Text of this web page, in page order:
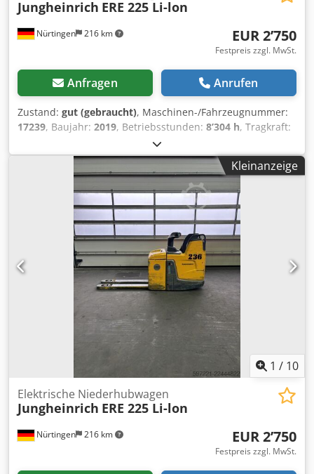
Nürtingen 216 km
Jungheinrich ERE 225 Li-lon
EUR 2’750
Festpreis zzgl. MwSt.
Anfragen Anrufen
Zustand: gut (gebraucht), Maschinen-/Fahrzeugnummer:
17239, Baujahr: 2019, Betriebsstunden: 8’304 h, Tragkraft:
, Kraftstofftyp:
Masttyp:Sonstige, Bauhöhe:1’300 mm, Batteriespannung:
, Gabellänge:1’200 mm, Gesamtgewicht:810 kg,
5227924 Seriennummer: 98231604 Batterie-Details: 24 V
LiB 360 Ah, Baujahr: 2019 Dcedpfx Aozp T E Nepbok
Kleinanzeige
1 / 10
Nürtingen 216 km
Elektrische Niederhubwagen
Jungheinrich ERE 225 Li-lon
EUR 2’750
Festpreis zzgl. MwSt.